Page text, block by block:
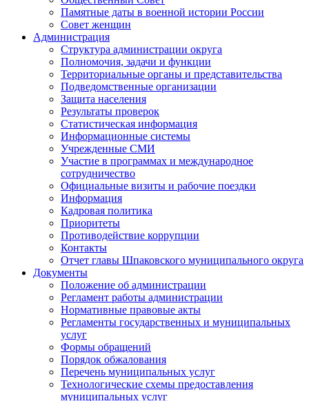
Памятные даты в военной истории России
Совет женщин
Администрация
Структура администрации округа
Полномочия, задачи и функции
Территориальные органы и представительства
Подведомственные организации
Защита населения
Результаты проверок
Статистическая информация
Информационные системы
Учрежденные СМИ
Участие в программах и международное
сотрудничество
Официальные визиты и рабочие поездки
Информация
Кадровая политика
Приоритеты
Противодействие коррупции
Контакты
Отчет главы Шпаковского муниципального округа
Документы
Положение об администрации
Регламент работы администрации
Нормативные правовые акты
Регламенты государственных и муниципальных
услуг
Формы обращений
Порядок обжалования
Перечень муниципальных услуг
Технологические схемы предоставления
муниципальных услуг